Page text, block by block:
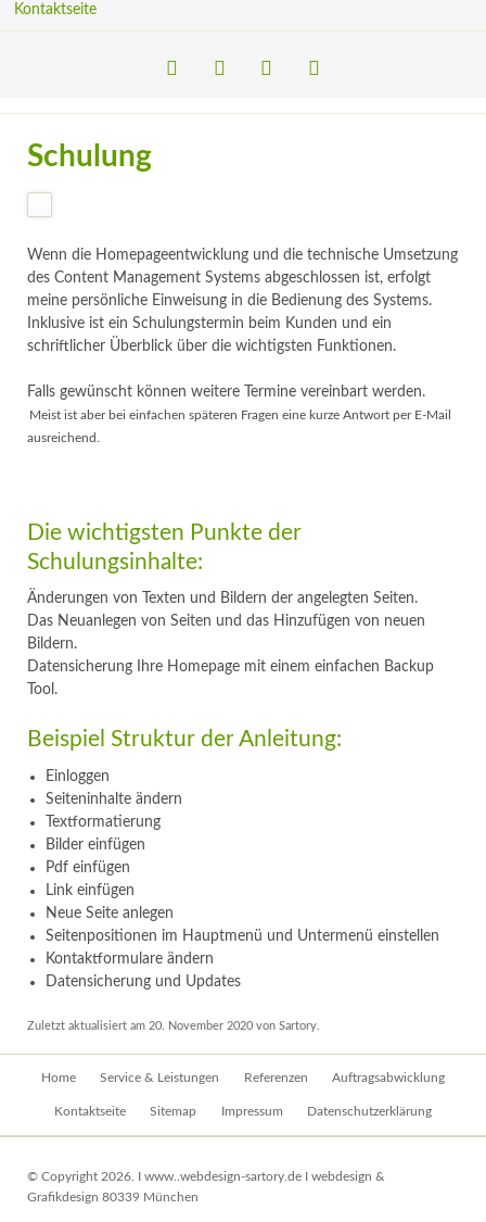
Kontaktseite
Schulung
Wenn die Homepageentwicklung und die technische Umsetzung
des Content Management Systems abgeschlossen ist, erfolgt
meine persönliche Einweisung in die Bedienung des Systems.
Inklusive ist ein Schulungstermin beim Kunden und ein
schriftlicher Überblick über die wichtigsten Funktionen.
Falls gewünscht können weitere Termine vereinbart werden.
Meist ist aber bei einfachen späteren Fragen eine kurze Antwort per E-Mail
ausreichend.
Die wichtigsten Punkte der
Schulungsinhalte:
Änderungen von Texten und Bildern der angelegten Seiten.
Das Neuanlegen von Seiten und das Hinzufügen von neuen
Bildern.
Datensicherung Ihre Homepage mit einem einfachen Backup
Tool.
Beispiel Struktur der Anleitung:
Einloggen
Seiteninhalte ändern
Textformatierung
Bilder einfügen
Pdf einfügen
Link einfügen
Neue Seite anlegen
Seitenpositionen im Hauptmenü und Untermenü einstellen
Kontaktformulare ändern
Datensicherung und Updates
Zuletzt aktualisiert am 20. November 2020 von Sartory.
Home Service & Leistungen Referenzen Auftragsabwicklung
Kontaktseite Sitemap Impressum Datenschutzerklärung
© Copyright 2026. I www..webdesign-sartory.de I webdesign &
Grafikdesign 80339 München